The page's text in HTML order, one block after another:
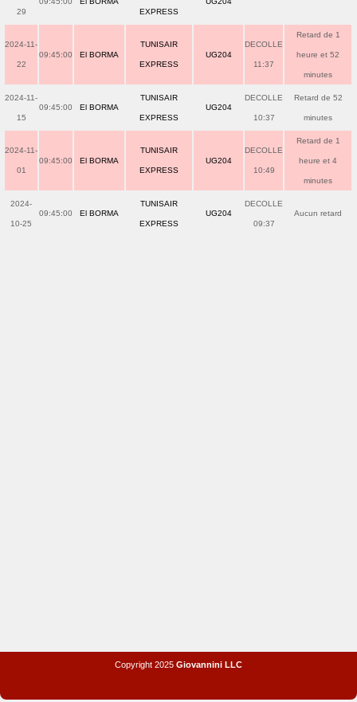
29 EXPRESS
2024-11-
22
09:45:00 El BORMA
TUNISAIR
EXPRESS
UG204
DECOLLE
11:37
Retard de 1
heure et 52
minutes
2024-11-
15
09:45:00 El BORMA
TUNISAIR
EXPRESS
UG204
DECOLLE
10:37
Retard de 52
minutes
2024-11-
01
09:45:00 El BORMA
TUNISAIR
EXPRESS
UG204
DECOLLE
10:49
Retard de 1
heure et 4
minutes
2024-
10-25
09:45:00 El BORMA
TUNISAIR
EXPRESS
UG204
DECOLLE
09:37
Aucun retard
Copyright 2025 Giovannini LLC